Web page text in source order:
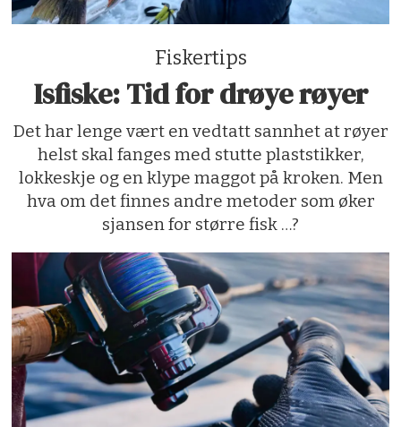
Fiskertips
Isfiske: Tid for drøye røyer
Det har lenge vært en vedtatt sannhet at røyer
helst skal fanges med stutte plaststikker,
lokkeskje og en klype maggot på kroken. Men
hva om det finnes andre metoder som øker
sjansen for større fisk …?